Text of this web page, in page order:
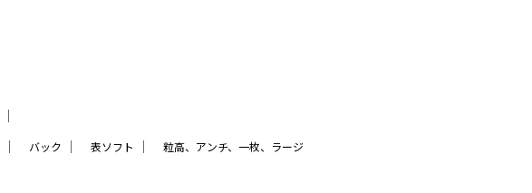
｜
｜ バック ｜ 表ソフト ｜ 粒高、アンチ、一枚、ラージ